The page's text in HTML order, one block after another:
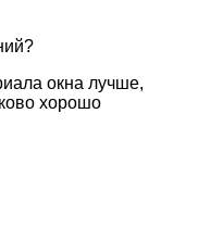
окна лучше,
хорошо